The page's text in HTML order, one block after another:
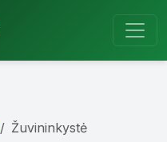
Žuvininkystė